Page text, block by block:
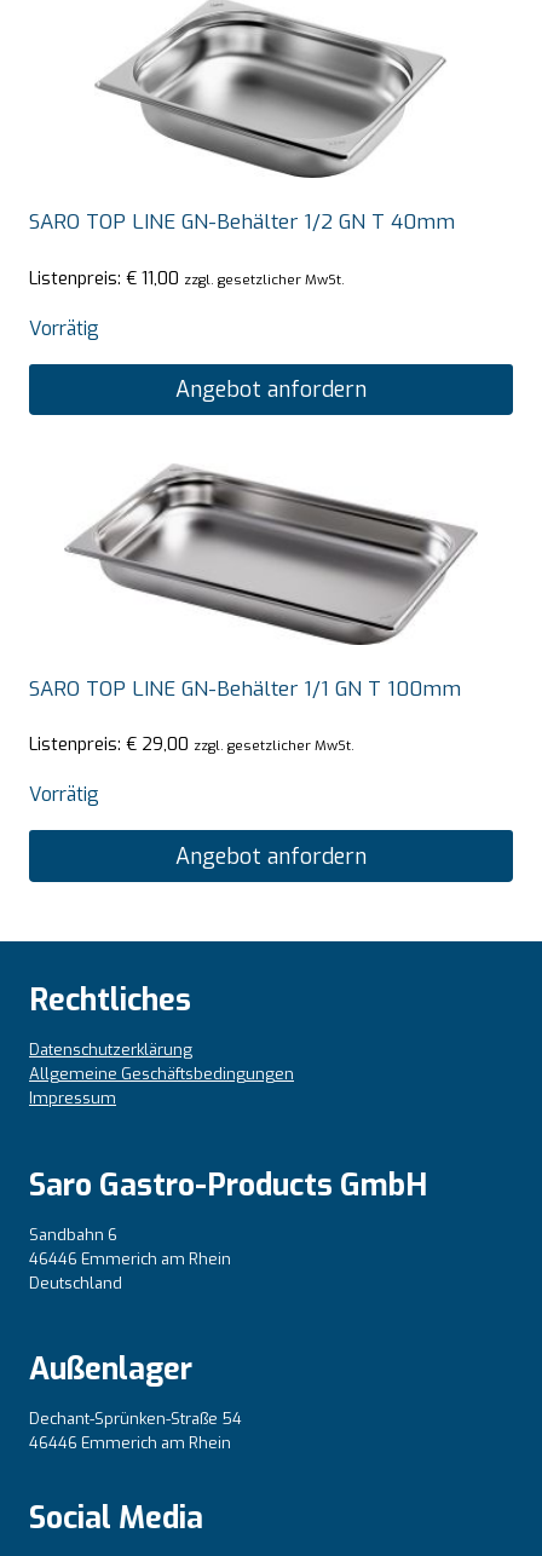
SARO TOP LINE GN-Behälter 1/2 GN T 40mm
Listenpreis: € 11,00 zzgl. gesetzlicher MwSt.
Vorrätig
Angebot anfordern
SARO TOP LINE GN-Behälter 1/1 GN T 100mm
Listenpreis: € 29,00 zzgl. gesetzlicher MwSt.
Vorrätig
Angebot anfordern
Rechtliches
Datenschutzerklärung
Allgemeine Geschäftsbedingungen
Impressum
Saro Gastro-Products GmbH
Sandbahn 6
46446 Emmerich am Rhein
Deutschland
Außenlager
Dechant-Sprünken-Straße 54
46446 Emmerich am Rhein
Social Media